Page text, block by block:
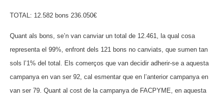
TOTAL: 12.582 bons 236.050€
Quant als bons, se’n van canviar un total de 12.461, la qual cosa
representa el 99%, enfront dels 121 bons no canviats, que sumen tan
sols l’1% del total. Els comerços que van decidir adherir-se a aquesta
campanya en van ser 92, cal esmentar que en l’anterior campanya en
van ser 79. Quant al cost de la campanya de FACPYME, en aquesta